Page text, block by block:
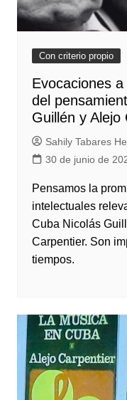
Con criterio propio
Evocaciones
del
Guillén y Alejo
Sahily Tabares
30 de junio de
Pensamos la
intelectuales
Cuba Nicolás
Carpentier. Son
tiempos.